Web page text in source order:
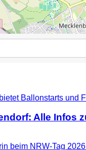
Alle Infos